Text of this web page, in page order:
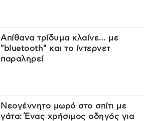
Απίθανα τρίδυμα κλαίνε… με
"bluetooth" και το ίντερνετ
παραληρεί
Νεογέννητο μωρό στο σπίτι με
γάτα: Ένας χρήσιμος οδηγός για